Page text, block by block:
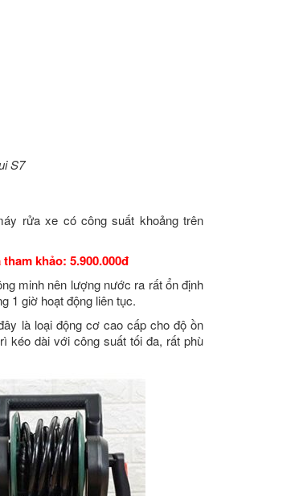
S7
rửa xe có công suất khoảng trên
tham khảo: 5.900.000đ
minh nên lượng nước ra rất ổn định
1 giờ hoạt động liên tục.
là loại động cơ cao cấp cho độ ồn
kéo dài với công suất tối đa, rất phù